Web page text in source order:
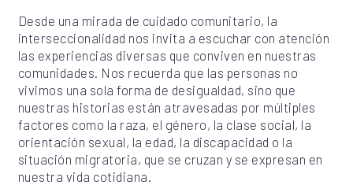
Desde una mirada de cuidado comunitario, la
interseccionalidad nos invita a escuchar con atención
las experiencias diversas que conviven en nuestras
comunidades. Nos recuerda que las personas no
vivimos una sola forma de desigualdad, sino que
nuestras historias están atravesadas por múltiples
factores como la raza, el género, la clase social, la
orientación sexual, la edad, la discapacidad o la
situación migratoria, que se cruzan y se expresan en
nuestra vida cotidiana.